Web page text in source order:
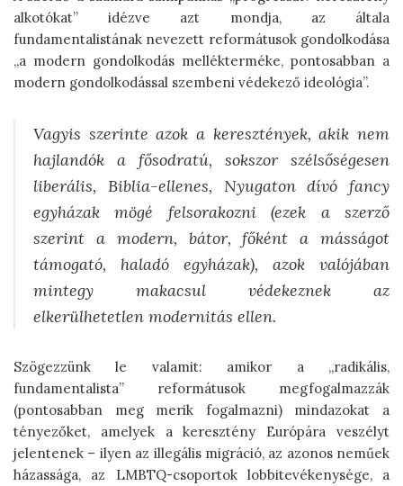
alkotókat” idézve azt mondja, az általa
fundamentalistának nevezett reformátusok gondolkodása
„a modern gondolkodás mellékterméke, pontosabban a
modern gondolkodással szembeni védekező ideológia”.
Vagyis szerinte azok a keresztények, akik nem
hajlandók a fősodratú, sokszor szélsőségesen
liberális, Biblia-ellenes, Nyugaton dívó fancy
egyházak mögé felsorakozni (ezek a szerző
szerint a modern, bátor, főként a másságot
támogató, haladó egyházak), azok valójában
mintegy makacsul védekeznek az
elkerülhetetlen modernitás ellen.
Szögezzünk le valamit: amikor a „radikális,
fundamentalista” reformátusok megfogalmazzák
(pontosabban meg merik fogalmazni) mindazokat a
tényezőket, amelyek a keresztény Európára veszélyt
jelentenek – ilyen az illegális migráció, az azonos neműek
házassága, az LMBTQ-csoportok lobbitevékenysége, a